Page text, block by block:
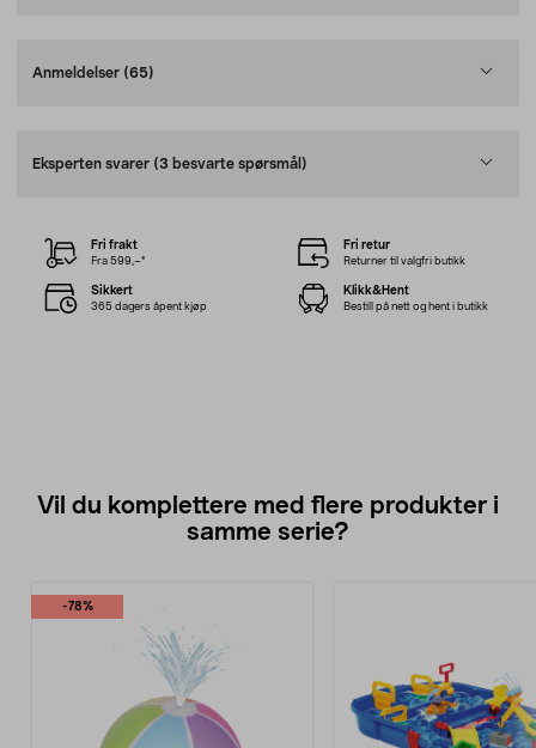
Anmeldelser (65)
Eksperten svarer (3 besvarte spørsmål)
Fri frakt
Fra 599,–*
Fri retur
Returner til valgfri butikk
Sikkert
365 dagers åpent kjøp
Klikk&Hent
Bestill på nett og hent i butikk
Vil du komplettere med flere produkter i
samme serie?
-78%